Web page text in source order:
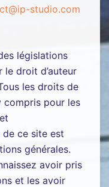
studio.com
législations
droit d’auteur
les droits de
compris pour les
de ce site est
générales.
avoir pris
et les avoir